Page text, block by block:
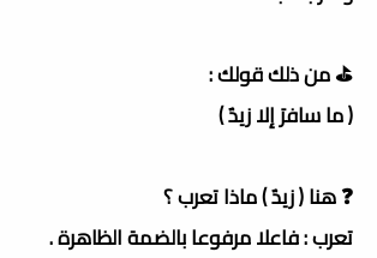
⛳️ من ذلك قولك :
( ما سافرَ إلا زيدٌ )
❓ هنا ( زيدٌ ) ماذا تعرب ؟
تعرب : فاعلا مرفوعا بالضمة الظاهرة .